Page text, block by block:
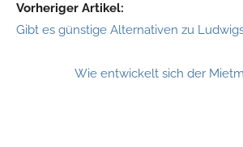
Vorheriger Artikel:
Gibt es günstige Alternativen zu
Wie entwickelt sich der